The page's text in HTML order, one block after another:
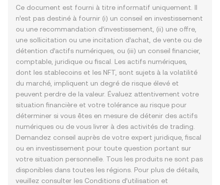
Ce document est fourni à titre informatif uniquement. Il
n’est pas destiné à fournir (i) un conseil en investissement
ou une recommandation d’investissement, (ii) une offre,
une sollicitation ou une incitation d’achat, de vente ou de
détention d’actifs numériques, ou (iii) un conseil financier,
comptable, juridique ou fiscal. Les actifs numériques,
dont les stablecoins et les NFT, sont sujets à la volatilité
du marché, impliquent un degré de risque élevé et
peuvent perdre de la valeur. Évaluez attentivement votre
situation financière et votre tolérance au risque pour
déterminer si vous êtes en mesure de détenir des actifs
numériques ou de vous livrer à des activités de trading.
Demandez conseil auprès de votre expert juridique, fiscal
ou en investissement pour toute question portant sur
votre situation personnelle. Tous les produits ne sont pas
disponibles dans toutes les régions. Pour plus de détails,
veuillez consulter les Conditions d’utilisation et